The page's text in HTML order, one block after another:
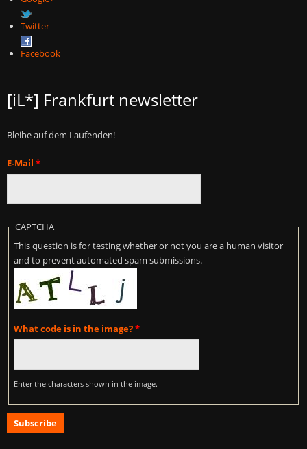
Twitter
Facebook
[iL*] Frankfurt newsletter
Bleibe auf dem Laufenden!
E-Mail *
CAPTCHA
This question is for testing whether or not you are a human visitor
and to prevent automated spam submissions.
What code is in the image?*
Enter the characters shown in the image.